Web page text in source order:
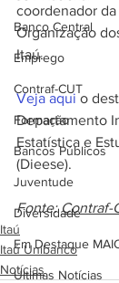
Banco Central
Emprego
Contraf-CUT
Formação
Bancos Públicos
Juventude
Diversidade
Em Destaque
Últimas Notícias
coordenador
Organização
Itaú.
Veja aqui o
Departamento
Estatística e
(Dieese).
Fonte: Contraf-
Itaú
Itaú Unibanco
Notícias